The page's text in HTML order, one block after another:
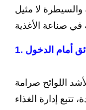
لا مثيل
أمام الدخول
اللوائح صرامة
تتبع إدارة الغذاء